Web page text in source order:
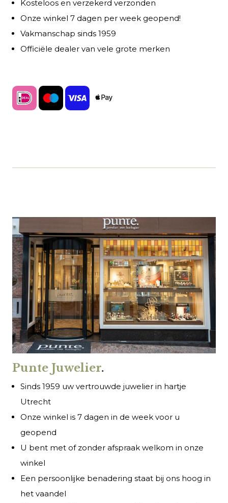
Kosteloos en verzekerd verzonden
Onze winkel 7 dagen per week geopend!
Vakmanschap sinds 1959
Officiële dealer van vele grote merken
Punte Juwelier.
Sinds 1959 uw vertrouwde juwelier in hartje
Utrecht
Onze winkel is 7 dagen in de week voor u
geopend
U bent met of zonder afspraak welkom in onze
winkel
Een persoonlijke benadering staat bij ons hoog in
het vaandel